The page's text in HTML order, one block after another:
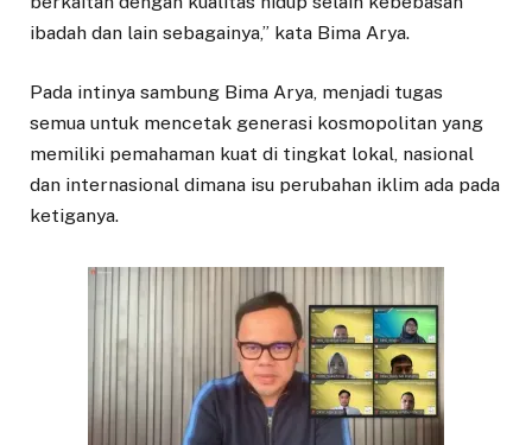
ibadah dan lain sebagainya,” kata Bima Arya.
Pada intinya sambung Bima Arya, menjadi tugas
semua untuk mencetak generasi kosmopolitan yang
memiliki pemahaman kuat di tingkat lokal, nasional
dan internasional dimana isu perubahan iklim ada pada
ketiganya.